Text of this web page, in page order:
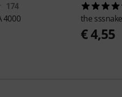
174
4000
the sssnake
€ 4,55